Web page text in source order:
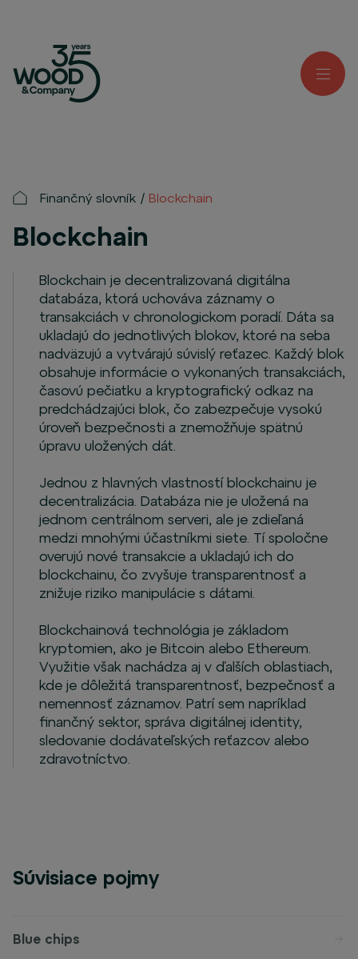
Finančný slovník Blockchain
Blockchain
Blockchain je decentralizovaná digitálna
databáza, ktorá uchováva záznamy o
transakciách v chronologickom poradí. Dáta sa
ukladajú do jednotlivých blokov, ktoré na seba
nadväzujú a vytvárajú súvislý reťazec. Každý blok
obsahuje informácie o vykonaných transakciách,
časovú pečiatku a kryptografický odkaz na
predchádzajúci blok, čo zabezpečuje vysokú
úroveň bezpečnosti a znemožňuje spätnú
úpravu uložených dát.
Jednou z hlavných vlastností blockchainu je
decentralizácia. Databáza nie je uložená na
jednom centrálnom serveri, ale je zdieľaná
medzi mnohými účastníkmi siete. Tí spoločne
overujú nové transakcie a ukladajú ich do
blockchainu, čo zvyšuje transparentnosť a
znižuje riziko manipulácie s dátami.
Blockchainová technológia je základom
kryptomien, ako je Bitcoin alebo Ethereum.
Využitie však nachádza aj v ďalších oblastiach,
kde je dôležitá transparentnosť, bezpečnosť a
nemennosť záznamov. Patrí sem napríklad
finančný sektor, správa digitálnej identity,
sledovanie dodávateľských reťazcov alebo
zdravotníctvo.
Súvisiace pojmy
Blue chips